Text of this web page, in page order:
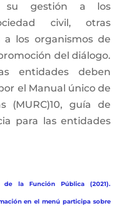
su gestión a los
civil, otras
los organismos de
del diálogo.
entidades deben
el Manual único de
(MURC)10, guía de
para las entidades
de la Función Pública (2021).
en el menú participa sobre